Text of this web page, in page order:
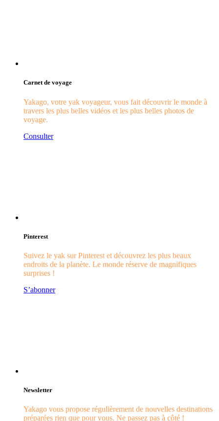
Carnet de voyage
Yakago, votre yak voyageur, vous fait découvrir le monde à
travers les plus belles vidéos et les plus belles photos de
voyage.
Consulter
Pinterest
Suivez le yak sur Pinterest et découvrez les plus beaux
endroits de la planète. Le monde réserve de magnifiques
surprises !
S’abonner
Newsletter
Yakago vous propose régulièrement de nouvelles destinations
préparées rien que pour vous. Ne passez pas à côté !